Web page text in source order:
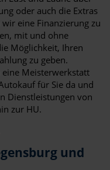
oder auch die Extras
eine Finanzierung zu
mit und ohne
Möglichkeit, Ihren
zu geben.
eine Meisterwerkstatt
für Sie da und
Dienstleistungen von
zur HU.
und